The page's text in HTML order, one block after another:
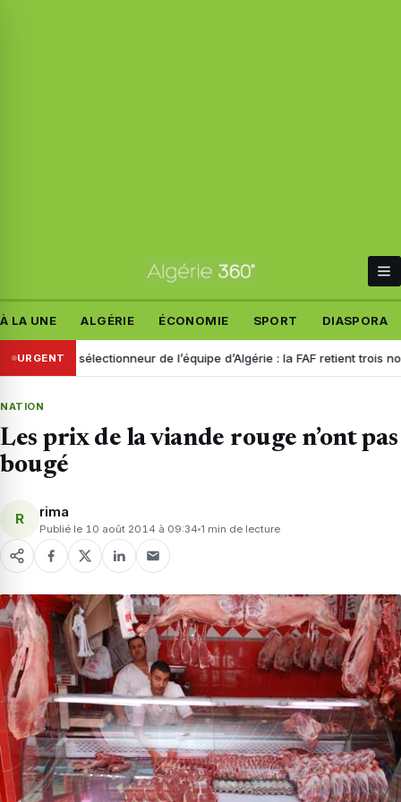
À LA UNE ALGÉRIE ÉCONOMIE SPORT DIASPORA
URGENTsélectionneur de l’équipe d’Algérie : la FAF retient trois noms
NATION
Les prix de la viande rouge n’ont pas
bougé
R rima
Publié le 10 août 2014 à 09:34 1 min de lecture